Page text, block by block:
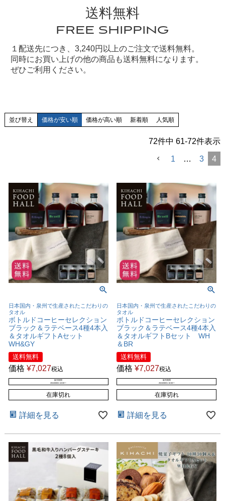
送料無料
FREE SHIPPING
１配送先につき、3,240円以上のご注文で送料無料。
同時にお買い上げの他の商品も送料無料になります。
ぜひご利用ください。
並び替え 価格が安い順 価格が高い順 新着順 人気順
72件中 61-72件表示
1
… 3 4
日本国内・泉州で生産されたこだわりの
タオル
ボトルドコーヒーセレクション
ブラック＆ラテベース4種4本入
＆タオルギフトAセット
WH&GY
送料無料
価格 ¥7,027税込
販売期間
2024/08/01 10:00〜
在庫切れ
詳細を見る
日本国内・泉州で生産されたこだわりの
タオル
ボトルドコーヒーセレクション
ブラック＆ラテベース4種4本入
＆タオルギフトBセット WH
＆BR
送料無料
価格 ¥7,027税込
販売期間
2024/08/01 10:00〜
在庫切れ
詳細を見る